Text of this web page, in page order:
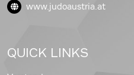
www.judoaustria.at
QUICK LINKS